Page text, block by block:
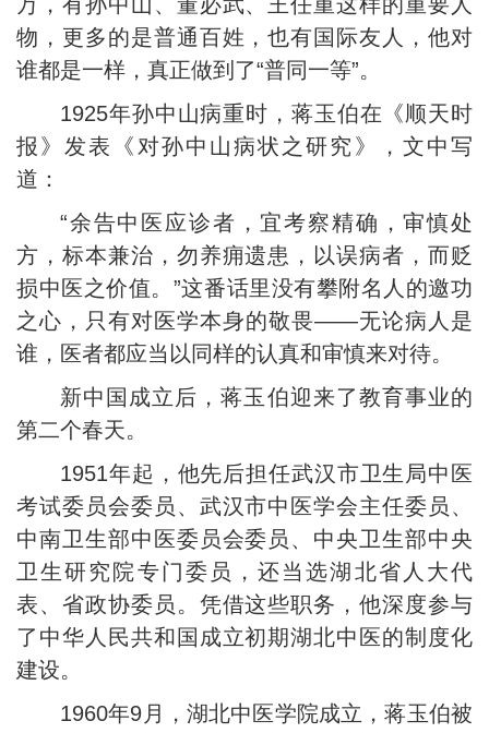
物，更多的是普通百姓，也有国际友人，他对
谁都是一样，真正做到了“普同一等”。
1925年孙中山病重时，蒋玉伯在《顺天时
报》发表《对孙中山病状之研究》，文中写
道：
“余告中医应诊者，宜考察精确，审慎处
方，标本兼治，勿养痈遗患，以误病者，而贬
损中医之价值。”这番话里没有攀附名人的邀功
之心，只有对医学本身的敬畏——无论病人是
谁，医者都应当以同样的认真和审慎来对待。
新中国成立后，蒋玉伯迎来了教育事业的
第二个春天。
1951年起，他先后担任武汉市卫生局中医
考试委员会委员、武汉市中医学会主任委员、
中南卫生部中医委员会委员、中央卫生部中央
卫生研究院专门委员，还当选湖北省人大代
表、省政协委员。凭借这些职务，他深度参与
了中华人民共和国成立初期湖北中医的制度化
建设。
1960年9月，湖北中医学院成立，蒋玉伯被